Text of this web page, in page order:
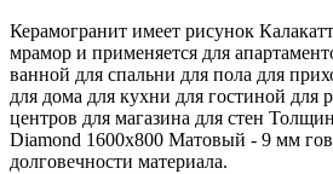
Керамогранит имеет рисунок
мрамор и применяется для
ванной для спальни для пола для
для дома для кухни для гостиной для
центров для магазина для стен
Diamond 1600х800 Матовый - 9 мм
долговечности материала.